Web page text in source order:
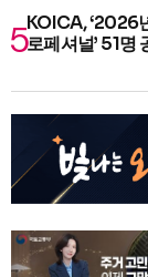
KOICA, ‘2026
로페셔널’ 51명